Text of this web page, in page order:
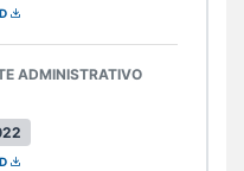
ADMINISTRATIVO